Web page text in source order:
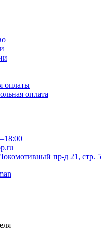
оплаты
оплата
пр-д 21, стр. 5